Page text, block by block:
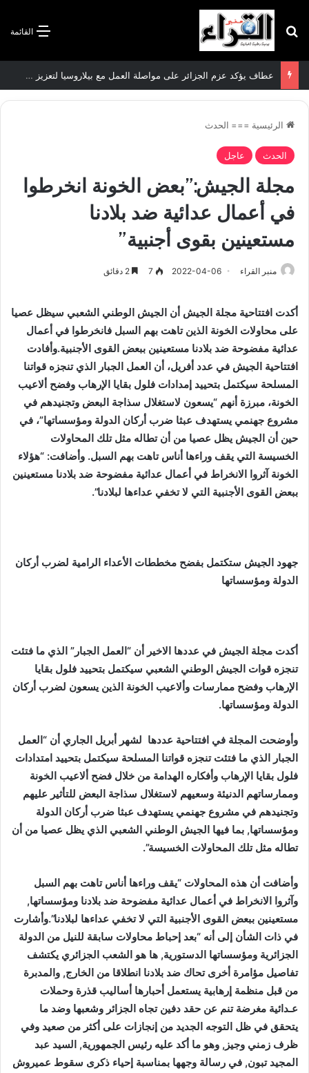
القائمة بحث عن
الرئيسية === الحدث
الحدث عاجل
مجلة الجيش:”بعض الخونة انخرطوا
في أعمال عدائية ضد بلادنا
مستعينين بقوى أجنبية”
منبر القراء 2022-04-06
7
أكدت افتتاحية مجلة الجيش أن الجيش الوطني الشعبي سيظل عصيا
على محاولات الخونة الذين تاهت بهم السبل فانخرطوا في أعمال
عدائية مفضوحة ضد بلادنا مستعينين ببعض القوى الأجنبية.وأفادت
افتتاحية الجيش في عدد أفريل، أن العمل الجبار الذي تنجزه قواتنا
المسلحة سيكتمل بتحييد إمدادات فلول بقايا الإرهاب وفضح ألاعيب
الخونة، مبرزة أنهم “يسعون لاستغلال سذاجة البعض وتجنيدهم في
مشروع جهنمي يستهدف عبثا ضرب أركان الدولة ومؤسساتها”، في
حين أن الجيش يظل عصيا من أن تطاله مثل تلك المحاولات
الخسيسة التي يقف وراءها أناس تاهت بهم السبل. وأضافت: “هؤلاء
الخونة آثروا الانخراط في أعمال عدائية مفضوحة ضد بلادنا مستعينين
ببعض القوى الأجنبية التي لا تخفي عداءها لبلادنا”.
جهود الجيش ستكتمل بفضح مخططات الأعداء الرامية لضرب أركان
الدولة ومؤسساتها
أكدت مجلة الجيش في عددها الاخير أن “العمل الجبار” الذي ما فتئت
تنجزه قوات الجيش الوطني الشعبي سيكتمل بتحييد فلول بقايا
الإرهاب وفضح ممارسات وألاعيب الخونة الذين يسعون لضرب أركان
الدولة ومؤسساتها.
وأوضحت المجلة في افتتاحية عددها لشهر أبريل الجاري أن “العمل
الجبار الذي ما فتئت تنجزه قواتنا المسلحة سيكتمل بتحييد امتدادات
فلول بقايا الإرهاب وأفكاره الهدامة من خلال فضح ألاعيب الخونة
وممارساتهم الدنيئة وسعيهم لاستغلال سذاجة البعض للتأثير عليهم
وتجنيدهم في مشروع جهنمي يستهدف عبثا ضرب أركان الدولة
ومؤسساتها, بما فيها الجيش الوطني الشعبي الذي يظل عصيا من أن
تطاله مثل تلك المحاولات الخسيسة”.
وأضافت أن هذه المحاولات “يقف وراءها أناس تاهت بهم السبل
وآثروا الانخراط في أعمال عدائية مفضوحة ضد بلادنا ومؤسساتها,
مستعينين ببعض القوى الأجنبية التي لا تخفي عداءها لبلادنا”.وأشارت
في ذات الشأن إلى أنه “بعد إحباط محاولات سابقة للنيل من الدولة
الجزائرية ومؤسساتها الدستورية, ها هو الشعب الجزائري يكتشف
تفاصيل مؤامرة أخرى تحاك ضد بلادنا انطلاقا من الخارج, والمدبرة
من قبل منظمة إرهابية يستعمل أحبارها أساليب قذرة وحملات
عـدائية مغرضة تنم عن حقد دفين تجاه الجزائر وشعبها وضد ما
يتحقق في ظل التوجه الجديد من إنجازات على أكثر من صعيد وفي
ظرف زمني وجيز, وهو ما أكد عليه رئيس الجمهورية, السيد عبد
المجيد تبون, في رسالة وجهها بمناسبة إحياء ذكرى سقوط عميروش